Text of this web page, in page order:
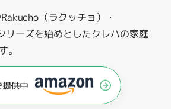
（ラクッチョ）・
リーズを始めとしたクレハの家庭
。